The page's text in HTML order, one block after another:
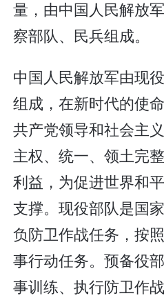
量，由中国人民解放
察部队、民兵组成。
中国人民解放军由现
组成，在新时代的使
共产党领导和社会主
主权、统一、领土完
利益，为促进世界和
支撑。现役部队是国
负防卫作战任务，按
事行动任务。预备役
事训练、执行防卫作